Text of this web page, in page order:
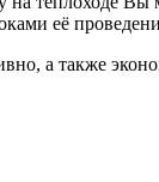
её
а также